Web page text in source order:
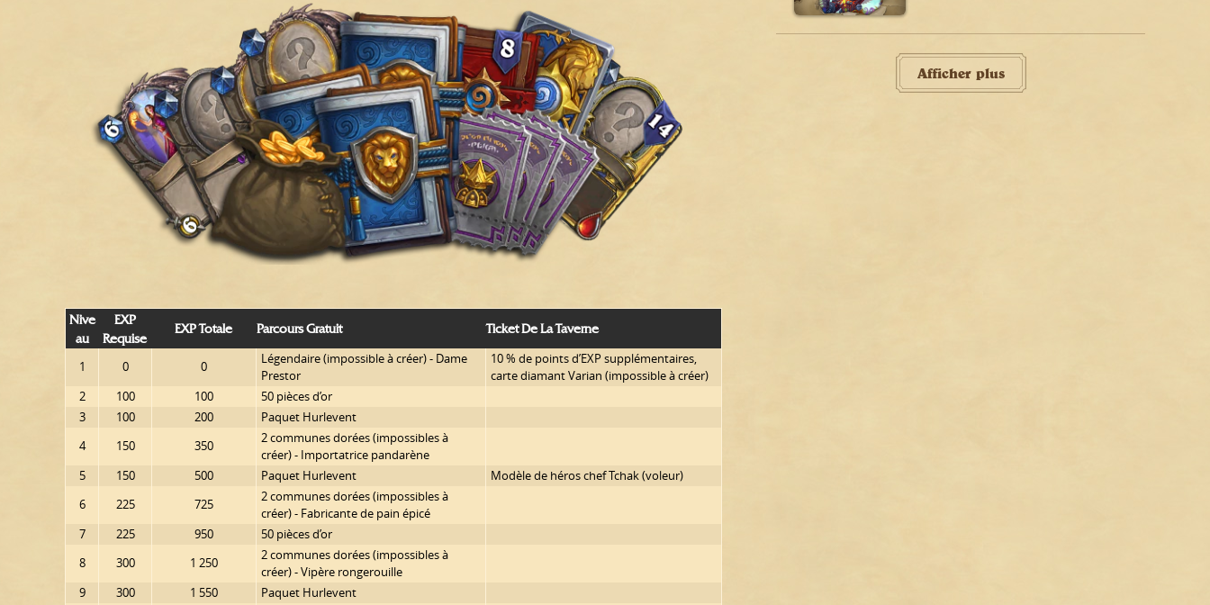
Nive
Au
EXP
Requise
EXP Totale Parcours Gratuit Ticket De La Taverne
1 0 0
Légendaire (impossible à créer) - Dame
Prestor
10 % de points d’EXP supplémentaires,
carte diamant Varian (impossible à créer)
2
100 100
50 pièces d’or
3
100 200
Paquet Hurlevent
4
150 350
2 communes dorées (impossibles à
créer) - Importatrice pandarène
5
150 500 Paquet Hurlevent
Modèle de héros chef Tchak (voleur)
6
225 725
2 communes dorées (impossibles à
créer) - Fabricante de pain épicé
7
225 950
50 pièces d’or
8
300 1 250
2 communes dorées (impossibles à
créer) - Vipère rongerouille
9
300 1 550
Paquet Hurlevent
Afficher plus